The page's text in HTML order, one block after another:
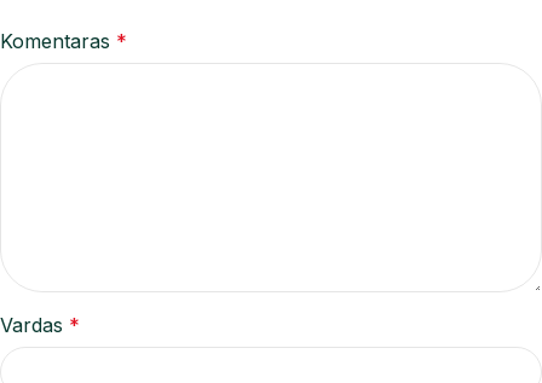
Komentaras *
Vardas *